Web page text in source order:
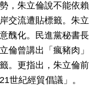
，朱立倫說不能依賴
交流遭貼標籤。朱立
醜化。民進黨秘書長
倫曾講出「瘋豬肉」
。更指出，朱立倫前
世紀經貿倡議」。